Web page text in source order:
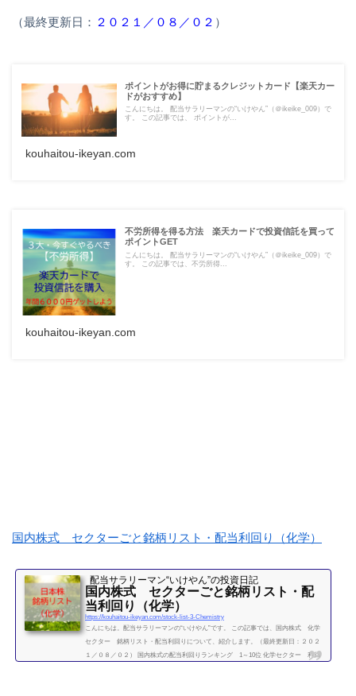
（最終更新日： ２０２１／０８／０２ ）
ポイントがお得に貯まるクレジットカード【楽天カー
ドがおすすめ】
こんにちは。 配当サラリーマンの“いけやん”（＠ikeike_009）で
す。 この記事では、 ポイントが...
kouhaitou-ikeyan.com
不労所得を得る方法 楽天カードで投資信託を買って
ポイントGET
こんにちは。 配当サラリーマンの“いけやん”（＠ikeike_009）で
す。 この記事では、不労所得...
kouhaitou-ikeyan.com
国内株式 セクターごと銘柄リスト・配当利回り（化学）
配当サラリーマン“いけやん”の投資日記 ​
国内株式 セクターごと銘柄リスト・配
当利回り（化学）
https://kouhaitou-ikeyan.com/stock-list-3-Chemistry
こんにちは。配当サラリーマンの“いけやん”です。 この記事では、国内株式 化学
セクター 銘柄リスト・配当利回りについて、紹介します。（最終更新日：２０２
１／０８／０２） 国内株式の配当利回りランキング 1～10位 化学セクター 利回